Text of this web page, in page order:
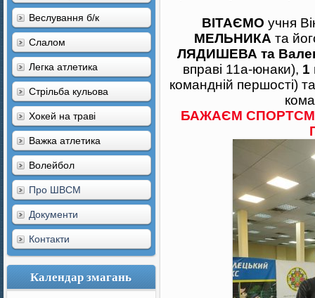
Веслування б/к
Cлалом
Легка атлетика
Стрільба кульова
Хокей на траві
Важка атлетика
Волейбол
Про ШВСМ
Документи
Контакти
Календар змагань
ВІТАЄМО учня
МЕЛЬНИКА та
ЛЯДИШЕВА та
вправі 11а-юнаки), 1
командній першості)
БАЖАЄМ